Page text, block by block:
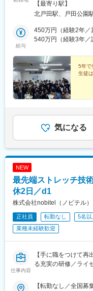
烏丸駅、天王寺駅、
(兵庫県・阪神線)、
(阪急・神戸高速)、
駅、胡町駅、西川緑
橋駅、豊島園駅(西
先教室を決定しま
2184 JR埼京線「北
朝霞台教室朝霞市東
JR武蔵野線「北朝
光市本町2-6東武東
塾 ふじみ野教室ふ
駅」徒歩7分
【最寄り駅】
北戸田駅、戸田公園
給与
450万円（経験2年／
540万円（経験3年／
5年で
生徒
気になる
NEW
最先端ストレッチ技
休2日／d1
株式会社nobitel（ノビテル）
正社員 転勤なし 5名以
業種未経験歓迎
仕事内容
【手に職をつけて
る充実の研修／ライ
【転勤なし／全国